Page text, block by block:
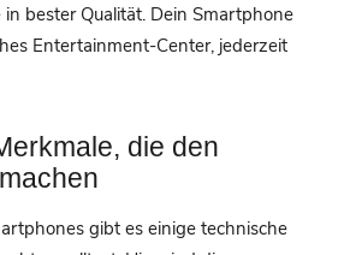
in bester Qualität. Dein Smartphone
Entertainment-Center, jederzeit
die den
gibt es einige technische